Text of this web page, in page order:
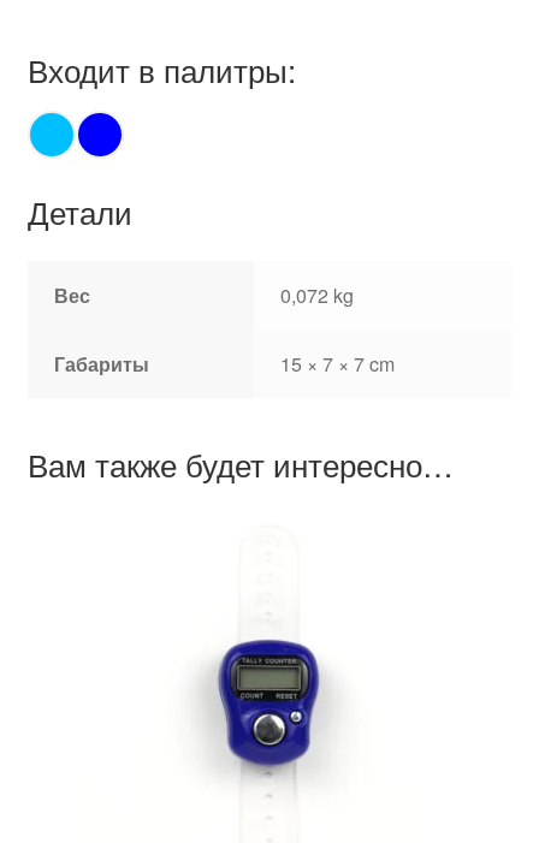
Входит в палитры:
Детали
Вес 0,072 kg
Габариты 15 × 7 × 7 cm
Вам также будет интересно…